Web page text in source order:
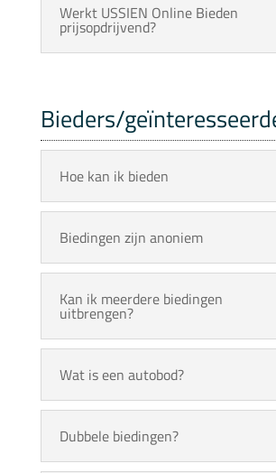
Werkt USSIEN Online Bieden
prijsopdrijvend?
Bieders/
Hoe kan ik bieden
Biedingen zijn anoniem
Kan ik meerdere biedingen
uitbrengen?
Wat is een autobod?
Dubbele biedingen?